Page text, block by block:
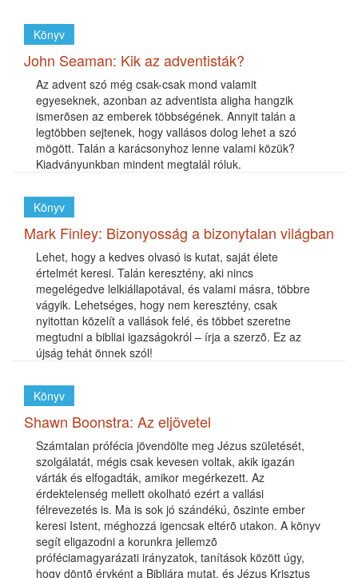
Könyv
John Seaman: Kik az adventisták?
Az advent szó még csak-csak mond valamit
egyeseknek, azonban az adventista aligha hangzik
ismerõsen az emberek többségének. Annyit talán a
legtöbben sejtenek, hogy vallásos dolog lehet a szó
mögött. Talán a karácsonyhoz lenne valami közük?
Kiadványunkban mindent megtalál róluk.
Könyv
Mark Finley: Bizonyosság a bizonytalan világban
Lehet, hogy a kedves olvasó is kutat, saját élete
értelmét keresi. Talán keresztény, aki nincs
megelégedve lelkiállapotával, és valami másra, többre
vágyik. Lehetséges, hogy nem keresztény, csak
nyitottan közelít a vallások felé, és többet szeretne
megtudni a bibliai igazságokról – írja a szerzõ. Ez az
újság tehát önnek szól!
Könyv
Shawn Boonstra: Az eljövetel
Számtalan prófécia jövendölte meg Jézus születését,
szolgálatát, mégis csak kevesen voltak, akik igazán
várták és elfogadták, amikor megérkezett. Az
érdektelenség mellett okolható ezért a vallási
félrevezetés is. Ma is sok jó szándékú, õszinte ember
keresi Istent, méghozzá igencsak eltérõ utakon. A könyv
segít eligazodni a korunkra jellemzõ
próféciamagyarázati irányzatok, tanítások között úgy,
hogy döntõ érvként a Bibliára mutat, és Jézus Krisztus